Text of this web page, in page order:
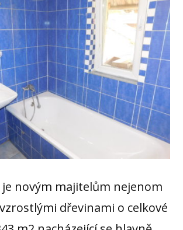
je novým majitelům nejenom
dřevinami o celkové